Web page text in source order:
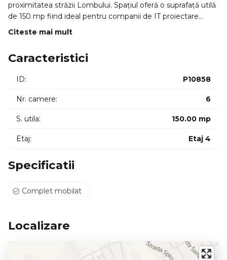
proximitatea străzii Lombului. Spațiul oferă o suprafață utilă
de 150 mp fiind ideal pentru companii de IT proiectare
contabilitate sau activități administrative.
dotări specifice de tip office.
Compartimentare și Facilități:
masa+hol
Suprafață utilă: 150 mp
Stare: Finisat complet gata de utilizare
Localizare: Imobilul este amplasat într-o zonă aerisită cu
acces facil auto către principalele artere ale orașului. Zona
Citeste mai mult
Caracteristici
ID: P10858
Nr. camere: 6
S. utila: 150.00 mp
Etaj: Etaj 4
Specificatii
Complet mobilat
Localizare